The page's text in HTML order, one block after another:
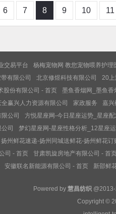
6 7 8 9 10 11
交易平台 杨梅宠物网 教您宠物喂养护理
有限公司 北京修煜科技有限公司 20上
股份有限公司 - 首页 墨鱼香烟网_墨鱼香
全赢兴人力资源有限公司 家政服务 嘉兴
公司 方悦星座网-今日星座运势_星座
司
梦幻星座网-星座性格分析_12星座
扬州鲜花速递-扬州同城送鲜花-扬州鲜花订
司 - 首页 甘肃凯旋房地产有限公司 - 首
安徽联名新能源有限公司 - 首页 新邵鲜
Powered by 慧昌纺织@2013-
Copyright ©